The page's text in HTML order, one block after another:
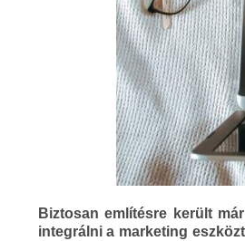
Biztosan említésre került
integrálni a marketing